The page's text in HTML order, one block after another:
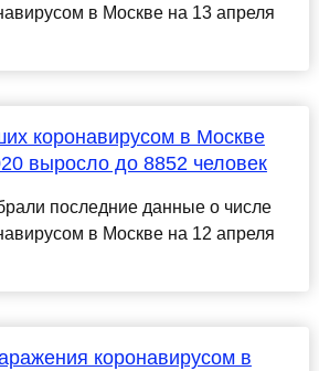
в Москве на 13 апреля
коронавирусом в Москве
выросло до 8852 человек
последние данные о числе
в Москве на 12 апреля
коронавирусом в